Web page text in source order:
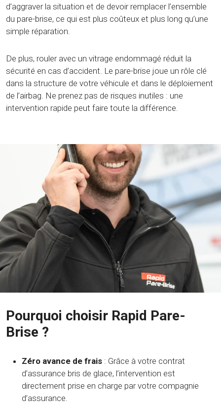
d’aggraver la situation et de devoir remplacer l’ensemble
du pare-brise, ce qui est plus coûteux et plus long qu’une
simple réparation.
De plus, rouler avec un vitrage endommagé réduit la
sécurité en cas d’accident. Le pare-brise joue un rôle clé
dans la structure de votre véhicule et dans le déploiement
de l’airbag. Ne prenez pas de risques inutiles : une
intervention rapide peut faire toute la différence.
Pourquoi choisir Rapid Pare-
Brise ?
Zéro avance de frais : Grâce à votre contrat
d’assurance bris de glace, l’intervention est
directement prise en charge par votre compagnie
d’assurance.